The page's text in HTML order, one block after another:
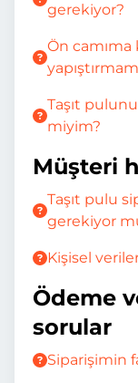
gerekiyor?
Ön camıma
Taşıt
miyim?
Müşteri
Taşıt pulu
gerekiyor
Kişisel
Ödeme
sorular
Siparişimin